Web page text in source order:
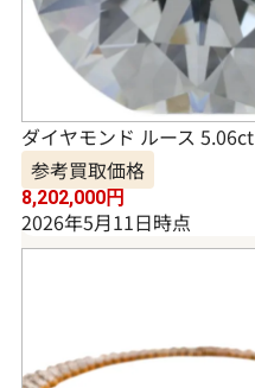
ダイヤモンド ルース 5.06ct
参考買取価格
8,202,000円
2026年5月11日時点